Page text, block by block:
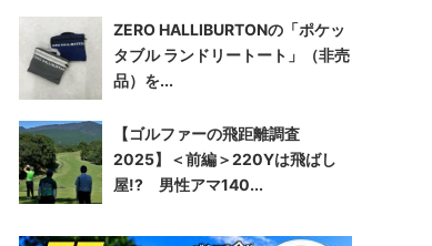
ZERO HALLIBURTONの「ポケッ
タブル ランドリートート」（非売
品）を...
【ゴルファーの飛距離調査
2025】＜前編＞220Yは飛ばし
屋!? 男性アマ140...